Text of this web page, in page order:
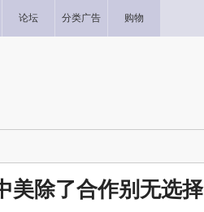
论坛 分类广告 购物
美除了合作别无选择